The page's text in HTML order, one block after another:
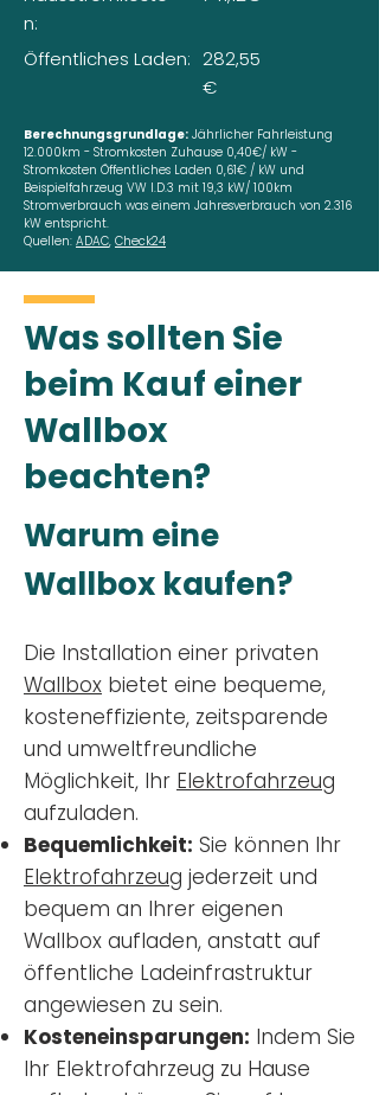
n:
Öffentliches Laden: 282,55
€
Berechnungsgrundlage: Jährlicher Fahrleistung
12.000km - Stromkosten Zuhause 0,40€/ kW -
Stromkosten Öffentliches Laden 0,61€ / kW und
Beispielfahrzeug VW I.D.3 mit 19,3 kW/ 100km
Stromverbrauch was einem Jahresverbrauch von 2.316
kW entspricht.
Quellen: ADAC, Check24
Was sollten Sie
beim Kauf einer
Wallbox
beachten?
Warum eine
Wallbox kaufen?
Die Installation einer privaten
Wallbox bietet eine bequeme,
kosteneffiziente, zeitsparende
und umweltfreundliche
Möglichkeit, Ihr Elektrofahrzeug
aufzuladen.
Bequemlichkeit: Sie können Ihr
Elektrofahrzeug jederzeit und
bequem an Ihrer eigenen
Wallbox aufladen, anstatt auf
öffentliche Ladeinfrastruktur
angewiesen zu sein.
Kosteneinsparungen: Indem Sie
Ihr Elektrofahrzeug zu Hause